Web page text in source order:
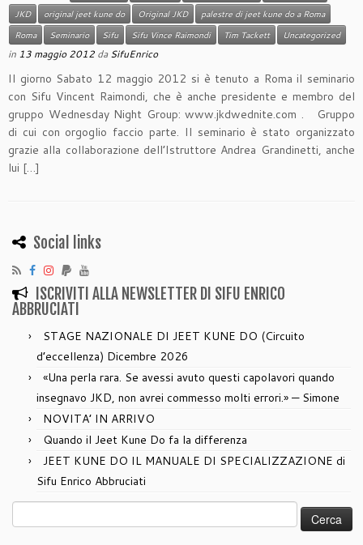
JKD
original jeet kune do Original JKD
palestre di jeet kune do a Roma
Roma
Seminario Sifu Sifu Vince Raimondi Tim Tackett Uncategorized
in 13 maggio 2012 daSifuEnrico
Il giorno Sabato 12 maggio 2012 si è tenuto a Roma il seminario
con Sifu Vincent Raimondi, che è anche presidente e membro del
gruppo Wednesday Night Group: www.jkdwednite.com . Gruppo
di cui con orgoglio faccio parte. Il seminario è stato organizzato
grazie alla collaborazione dell’Istruttore Andrea Grandinetti, anche
lui […]
Social links
ISCRIVITI ALLA NEWSLETTER DI SIFU ENRICO
ABBRUCIATI
STAGE NAZIONALE DI JEET KUNE DO (Circuito
d’eccellenza) Dicembre 2026
«Una perla rara. Se avessi avuto questi capolavori quando
insegnavo JKD, non avrei commesso molti errori.» — Simone
NOVITA’ IN ARRIVO
Quando il Jeet Kune Do fa la differenza
JEET KUNE DO IL MANUALE DI SPECIALIZZAZIONE di
Sifu Enrico Abbruciati
per: